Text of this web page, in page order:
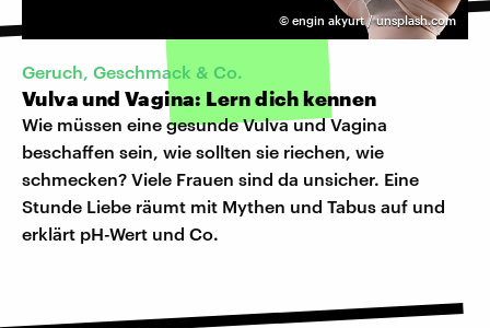
© engin akyurt / unsplash.com
Geruch, Geschmack & Co.
Vulva und Vagina: Lern dich kennen
Wie müssen eine gesunde Vulva und Vagina
beschaffen sein, wie sollten sie riechen, wie
schmecken? Viele Frauen sind da unsicher. Eine
Stunde Liebe räumt mit Mythen und Tabus auf und
erklärt pH-Wert und Co.